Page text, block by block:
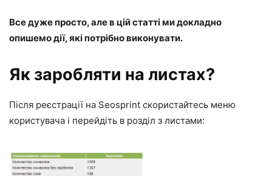
Все дуже просто, але в цій статті ми докладно
опишемо дії, які потрібно виконувати.
Як заробляти на листах?
Після реєстрації на Seosprint скористайтесь меню
користувача і перейдіть в розділ з листами: